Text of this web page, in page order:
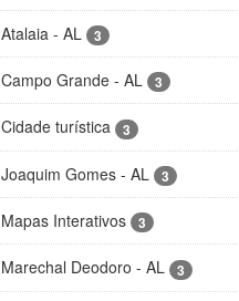
Atalaia - AL 3
Campo Grande - AL 3
Cidade turística 3
Joaquim Gomes - AL 3
Mapas Interativos 3
Marechal Deodoro - AL 3